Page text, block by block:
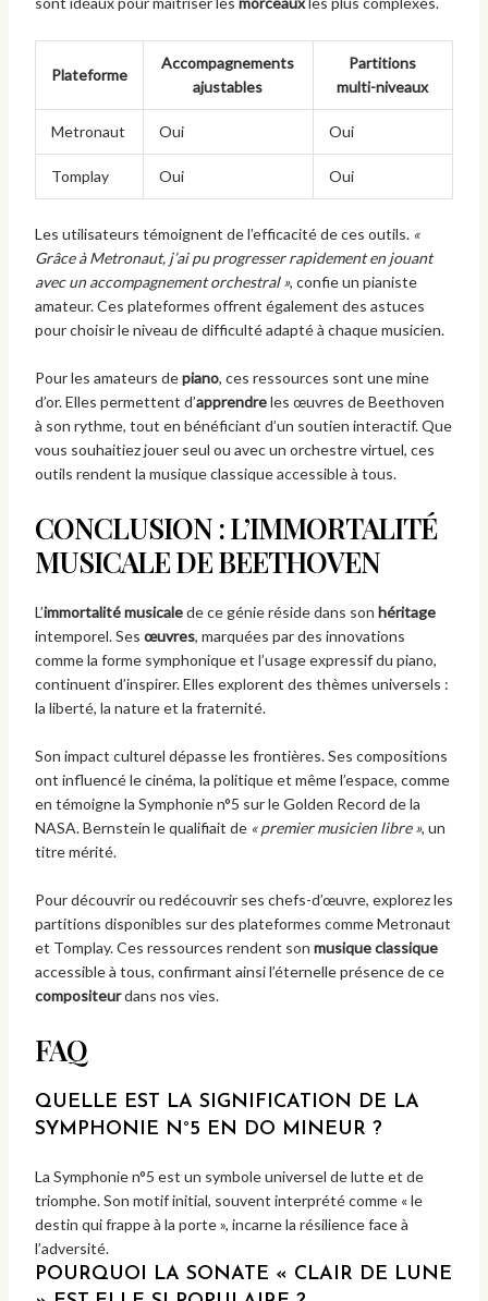
Plateforme
Accompagnements
ajustables
Partitions
multi-niveaux
Metronaut Oui Oui
Tomplay Oui Oui
Les utilisateurs témoignent de l’efficacité de ces outils. «
Grâce à Metronaut, j’ai pu progresser rapidement en jouant
avec un accompagnement orchestral », confie un pianiste
amateur. Ces plateformes offrent également des astuces
pour choisir le niveau de difficulté adapté à chaque musicien.
Pour les amateurs depiano, ces ressources sont une mine
d’or. Elles permettent d’apprendreles œuvres de Beethoven
à son rythme, tout en bénéficiant d’un soutien interactif. Que
vous souhaitiez jouer seul ou avec un orchestre virtuel, ces
outils rendent la musique classique accessible à tous.
CONCLUSION : L’IMMORTALITÉ
MUSICALE DE BEETHOVEN
L’immortalité musicalede ce génie réside dans son héritage
intemporel. Ses œuvres, marquées par des innovations
comme la forme symphonique et l’usage expressif du piano,
continuent d’inspirer. Elles explorent des thèmes universels :
la liberté, la nature et la fraternité.
Son impact culturel dépasse les frontières. Ses compositions
ont influencé le cinéma, la politique et même l’espace, comme
en témoigne la Symphonie n°5 sur le Golden Record de la
NASA. Bernstein le qualifiait de « premier musicien libre », un
titre mérité.
Pour découvrir ou redécouvrir ses chefs-d’œuvre, explorez les
partitions disponibles sur des plateformes comme Metronaut
et Tomplay. Ces ressources rendent son musique classique
accessible à tous, confirmant ainsi l’éternelle présence de ce
compositeurdans nos vies.
FAQ
QUELLE EST LA SIGNIFICATION DE LA
SYMPHONIE N°5 EN DO MINEUR ?
La Symphonie n°5 est un symbole universel de lutte et de
triomphe. Son motif initial, souvent interprété comme « le
destin qui frappe à la porte », incarne la résilience face à
l’adversité.
POURQUOI LA SONATE « CLAIR DE LUNE